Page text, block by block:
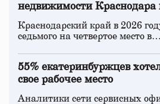
недвижимости Краснодара
Краснодарский край в 2026
седьмого на четвертое место в…
55% екатеринбуржцев
свое рабочее место
Аналитики сети сервисных